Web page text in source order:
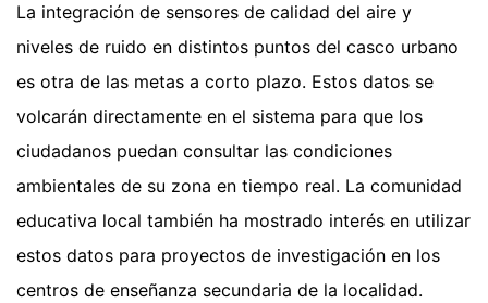
La integración de sensores de calidad del aire y
niveles de ruido en distintos puntos del casco urbano
es otra de las metas a corto plazo. Estos datos se
volcarán directamente en el sistema para que los
ciudadanos puedan consultar las condiciones
ambientales de su zona en tiempo real. La comunidad
educativa local también ha mostrado interés en utilizar
estos datos para proyectos de investigación en los
centros de enseñanza secundaria de la localidad.